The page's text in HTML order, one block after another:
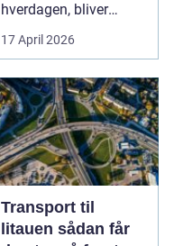
hverdagen, bliver
grænsen...
17 April 2026
Transport til
litauen sådan får